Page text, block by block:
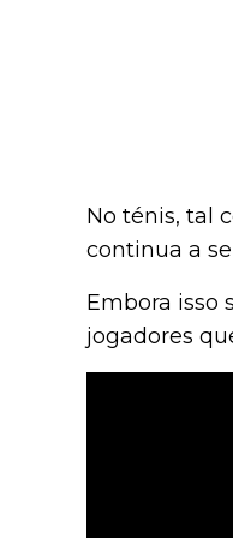
No ténis, tal
continua a
Embora isso
jogadores